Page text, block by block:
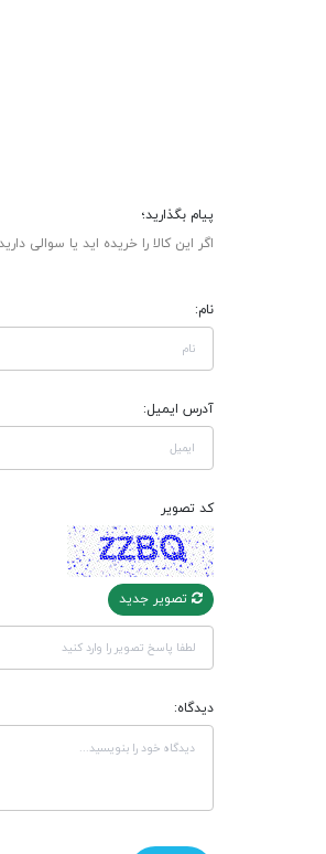
پیام بگذارید؛
اگر این کالا را خریده اید یا سوالی
نام:
آدرس ایمیل:
کد تصویر
تصویر جدید
دیدگاه: